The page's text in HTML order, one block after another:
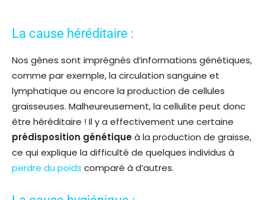
La cause héréditaire :
Nos gènes sont imprégnés d’informations génétiques,
comme par exemple, la circulation sanguine et
lymphatique ou encore la production de cellules
graisseuses. Malheureusement, la cellulite peut donc
être héréditaire ! Il y a effectivement une certaine
prédisposition génétiqueà la production de graisse,
ce qui explique la difficulté de quelques individus à
perdre du poids comparé à d’autres.